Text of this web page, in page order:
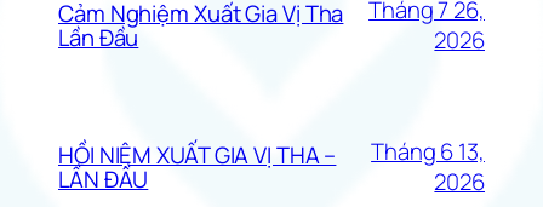
Cảm Nghiệm Xuất Gia Vị Tha
Lần Đầu
Tháng 7 26,
2026
HỒI NIỆM XUẤT GIA VỊ THA –
LẦN ĐẦU
Tháng 6 13,
2026